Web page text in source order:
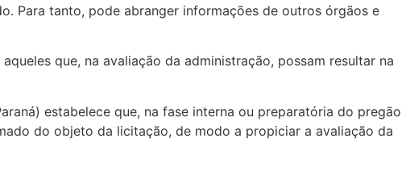
Para tanto, pode abranger informações de outros órgãos e
que, na avaliação da administração, possam resultar na
estabelece que, na fase interna ou preparatória do pregão
do objeto da licitação, de modo a propiciar a avaliação da